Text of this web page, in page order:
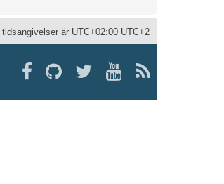
är UTC+02:00 UTC+2